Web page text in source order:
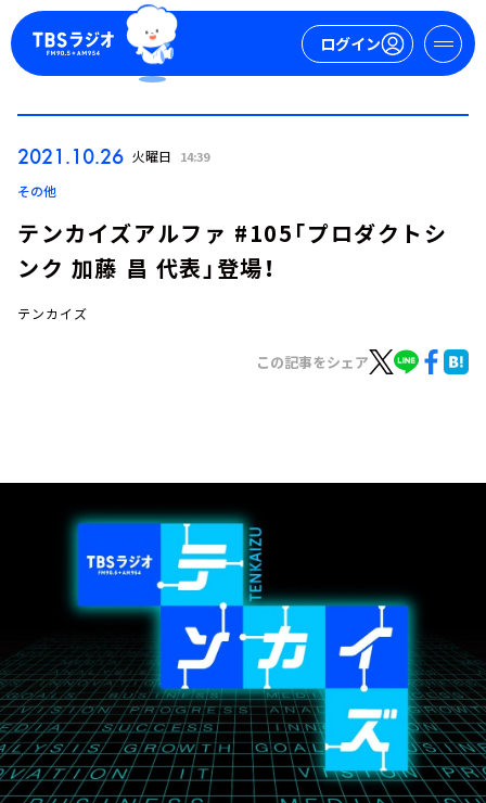
ログイン
イベント・グッズ
YouTube
会社情報
2021.10.26 火曜日 14:39
その他
テンカイズアルファ #105「プロダクトシ
ンク 加藤 昌 代表」登場！
テンカイズ
この記事をシェア